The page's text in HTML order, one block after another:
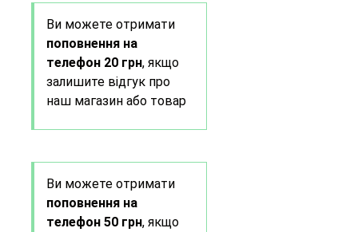
Ви можете отримати
поповнення на
телефон 20 грн, якщо
залишите відгук про
наш магазин або товар
Ви можете отримати
поповнення на
телефон 50 грн, якщо